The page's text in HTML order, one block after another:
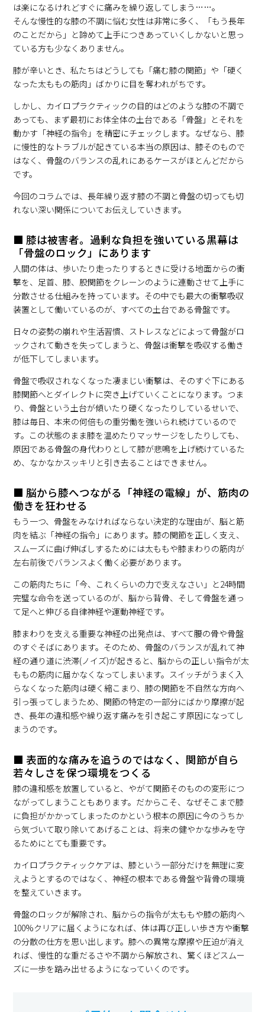
は楽になるけれどすぐに痛みを繰り返してしまう……。
そんな慢性的な膝の不調に悩む女性は非常に多く、「もう長年
のことだから」と諦めて上手につきあっていくしかないと思っ
ている方も少なくありません。
膝が辛いとき、私たちはどうしても「痛む膝の関節」や「硬く
なった太ももの筋肉」ばかりに目を奪われがちです。
しかし、カイロプラクティックの目的はどのような膝の不調で
あっても、まず最初にお体全体の土台である「骨盤」とそれを
動かす「神経の指令」を精密にチェックします。なぜなら、膝
に慢性的なトラブルが起きている本当の原因は、膝そのもので
はなく、骨盤のバランスの乱れにあるケースがほとんどだから
です。
今回のコラムでは、長年繰り返す膝の不調と骨盤の切っても切
れない深い関係についてお伝えしていきます。
■ 膝は被害者。過剰な負担を強いている黒幕は
「骨盤のロック」にあります
人間の体は、歩いたり走ったりするときに受ける地面からの衝
撃を、足首、膝、股関節をクレーンのように連動させて上手に
分散させる仕組みを持っています。その中でも最大の衝撃吸収
装置として働いているのが、すべての土台である骨盤です。
日々の姿勢の崩れや生活習慣、ストレスなどによって骨盤がロ
ックされて動きを失ってしまうと、骨盤は衝撃を吸収する働き
が低下してしまいます。
骨盤で吸収されなくなった凄まじい衝撃は、そのすぐ下にある
膝関節へとダイレクトに突き上げていくことになります。つま
り、骨盤という土台が傾いたり硬くなったりしているせいで、
膝は毎日、本来の何倍もの重労働を強いられ続けているので
す。この状態のまま膝を温めたりマッサージをしたりしても、
原因である骨盤の身代わりとして膝が悲鳴を上げ続けているた
め、なかなかスッキリと引き去ることはできません。
■ 脳から膝へつながる「神経の電線」が、筋肉の
働きを狂わせる
もう一つ、骨盤をみなければならない決定的な理由が、脳と筋
肉を結ぶ「神経の指令」にあります。膝の関節を正しく支え、
スムーズに曲げ伸ばしするためには太ももや膝まわりの筋肉が
左右前後でバランスよく働く必要があります。
この筋肉たちに「今、これくらいの力で支えなさい」と24時間
完璧な命令を送っているのが、脳から背骨、そして骨盤を通っ
て足へと伸びる自律神経や運動神経です。
膝まわりを支える重要な神経の出発点は、すべて腰の骨や骨盤
のすぐそばにあります。そのため、骨盤のバランスが乱れて神
経の通り道に渋滞(ノイズ)が起きると、脳からの正しい指令が太
ももの筋肉に届かなくなってしまいます。スイッチがうまく入
らなくなった筋肉は硬く縮こまり、膝の関節を不自然な方向へ
引っ張ってしまうため、関節の特定の一部分にばかり摩擦が起
き、長年の違和感や繰り返す痛みを引き起こす原因になってし
まうのです。
■ 表面的な痛みを追うのではなく、関節が自ら
若々しさを保つ環境をつくる
膝の違和感を放置していると、やがて関節そのものの変形につ
ながってしまうこともあります。だからこそ、なぜそこまで膝
に負担がかかってしまったのかという根本の原因に今のうちか
ら気づいて取り除いてあげることは、将来の健やかな歩みを守
るためにとても重要です。
カイロプラクティックケアは、膝という一部分だけを無理に変
えようとするのではなく、神経の根本である骨盤や背骨の環境
を整えていきます。
骨盤のロックが解除され、脳からの指令が太ももや膝の筋肉へ
100%クリアに届くようになれば、体は再び正しい歩き方や衝撃
の分散の仕方を思い出します。膝への異常な摩擦や圧迫が消え
れば、慢性的な重だるさや不調から解放され、驚くほどスムー
ズに一歩を踏み出せるようになっていくのです。